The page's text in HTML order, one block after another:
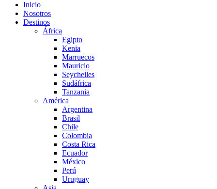
Inicio
Nosotros
Destinos
África
Egipto
Kenia
Marruecos
Mauricio
Seychelles
Sudáfrica
Tanzania
América
Argentina
Brasil
Chile
Colombia
Costa Rica
Ecuador
México
Perú
Uruguay